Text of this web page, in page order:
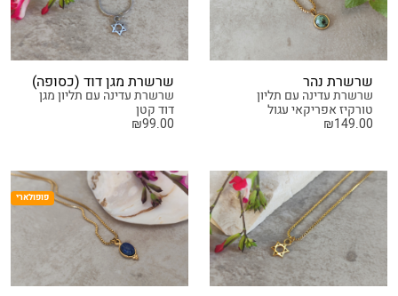
שרשרת נהר
שרשרת עדינה עם תליון
טורקיז אפריקאי עגול
₪149.00
שרשרת מגן דוד (כסופה)
שרשרת עדינה עם תליון מגן
דוד קטן
₪99.00
פופולארי